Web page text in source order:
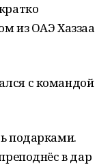
из ОАЭ Хаззаа
с командой
подарками.
в дар